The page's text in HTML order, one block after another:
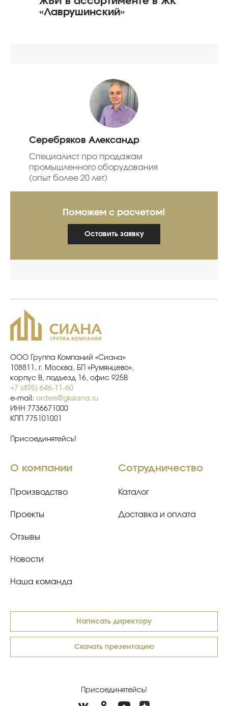
«Лаврушинский»
Серебряков Александр
Специалист про продажам
промышленного оборудования
(опыт более 20 лет)
Поможем с расчетом!
Оставить заявку
ООО Группа Компаний «Сиана»
108811, г. Москва, БП «Румянцево»,
корпус В, подъезд 16, офис 925В
+7 (495) 646-11-60
e-mail: orders@gksiana.ru
ИНН 7736671000
КПП 775101001
Присоединятейсь!
О компании
Производство
Проекты
Отзывы
Новости
Наша команда
Сотрудничество
Каталог
Доставка и оплата
Написать директору
Скачать презентацию
Присоединятейсь!